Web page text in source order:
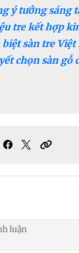
ý tưởng sáng
tre kết hợp
biệt sàn tre
chọn sàn